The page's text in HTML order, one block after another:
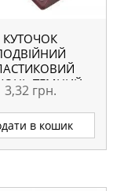
КУТОЧОК
ТЕМНИЙ
3,32 грн.
в кошик